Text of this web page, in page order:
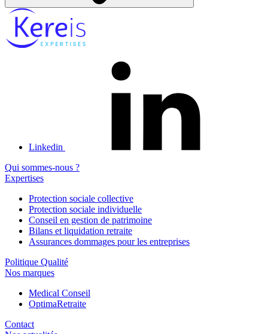
Linkedin
Qui sommes-nous ?
Expertises
Protection sociale collective
Protection sociale individuelle
Conseil en gestion de patrimoine
Bilans et liquidation retraite
Assurances dommages pour les entreprises
Politique Qualité
Nos marques
Medical Conseil
OptimaRetraite
Contact